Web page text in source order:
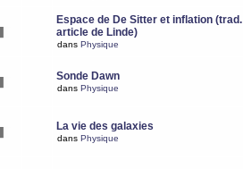
Espace de De Sitter et inflation (trad.
article de Linde)
dans Physique
Sonde Dawn
dans Physique
La vie des galaxies
dans Physique